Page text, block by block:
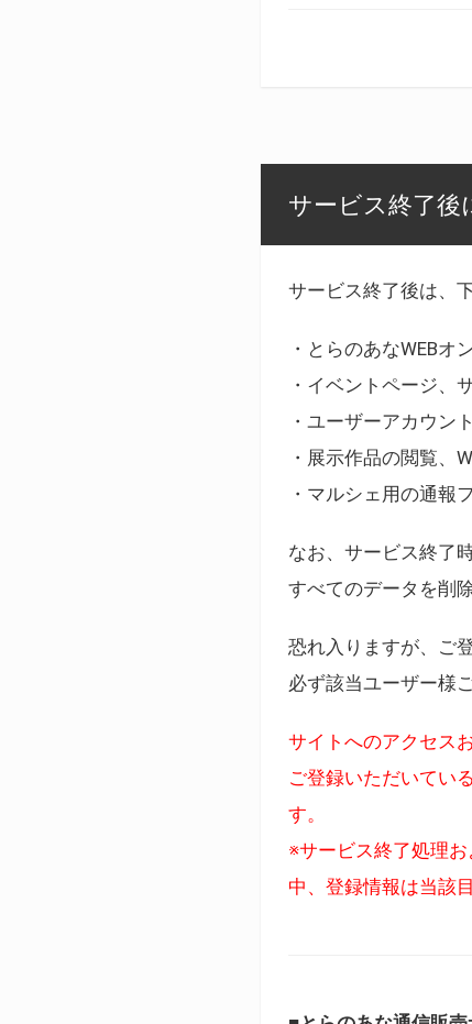
サービス終了後
サービス終了後は、
・とらのあなWEBオ
・イベントページ、
・ユーザーアカウン
・展示作品の閲覧、
・マルシェ用の通報
なお、サービス終了
すべてのデータを削
恐れ入りますが、ご
必ず該当ユーザー様
サイトへのアクセス
ご登録いただいてい
す。
※サービス終了処理
中、登録情報は当該